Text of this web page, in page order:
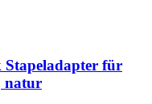
für
natur